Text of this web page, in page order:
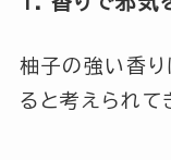
柚子の強い香り
ると考えられて